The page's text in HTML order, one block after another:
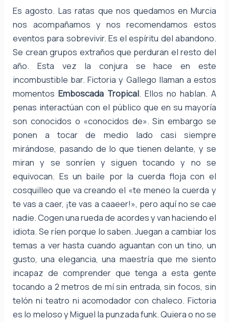
Es agosto. Las ratas que nos quedamos en Murcia
nos acompañamos y nos recomendamos estos
eventos para sobrevivir. Es el espíritu del abandono.
Se crean grupos extraños que perduran el resto del
año. Esta vez la conjura se hace en este
incombustible bar. Fictoria y Gallego llaman a estos
momentosEmboscada Tropical. Ellos no hablan. A
penas interactúan con el público que en su mayoría
son conocidos o «conocidos de». Sin embargo se
ponen a tocar de medio lado casi siempre
mirándose, pasando de lo que tienen delante, y se
miran y se sonríen y siguen tocando y no se
equivocan. Es un baile por la cuerda floja con el
cosquilleo que va creando el «te meneo la cuerda y
te vas a caer, ¡te vas a caaeer!», pero aquí no se cae
nadie. Cogen una rueda de acordes y van haciendo el
idiota. Se ríen porque lo saben. Juegan a cambiar los
temas a ver hasta cuando aguantan con un tino, un
gusto, una elegancia, una maestría que me siento
incapaz de comprender que tenga a esta gente
tocando a 2 metros de mí sin entrada, sin focos, sin
telón ni teatro ni acomodador con chaleco. Fictoria
es lo meloso y Miguel la punzada funk. Quiera o no se